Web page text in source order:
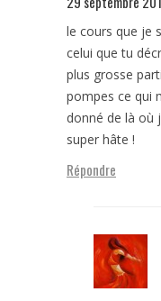
le cours que je
celui que tu
plus grosse
pompes ce qui
donné de là où
super hâte !
Répondre